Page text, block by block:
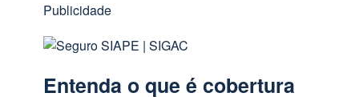
Publicidade
Entenda o que é cobertura